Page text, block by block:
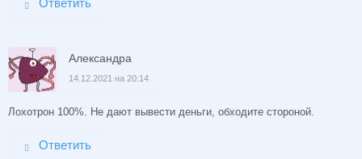
Ответить
Александра
14.12.2021 на 20:14
Лохотрон 100%. Не дают вывести деньги, обходите стороной.
Ответить